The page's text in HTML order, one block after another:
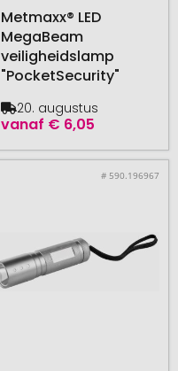
Metmaxx® LED
MegaBeam
veiligheidslamp
"PocketSecurity"
vanaf € 6,05
20. augustus
# 590.196967